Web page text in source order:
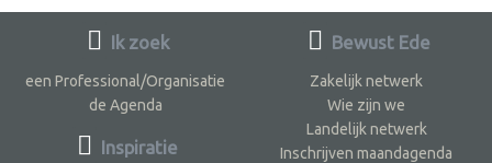
Ik zoek
een Professional/Organisatie
de Agenda
Inspiratie
Bewust Ede
Zakelijk netwerk
Wie zijn we
Landelijk netwerk
Inschrijven maandagenda